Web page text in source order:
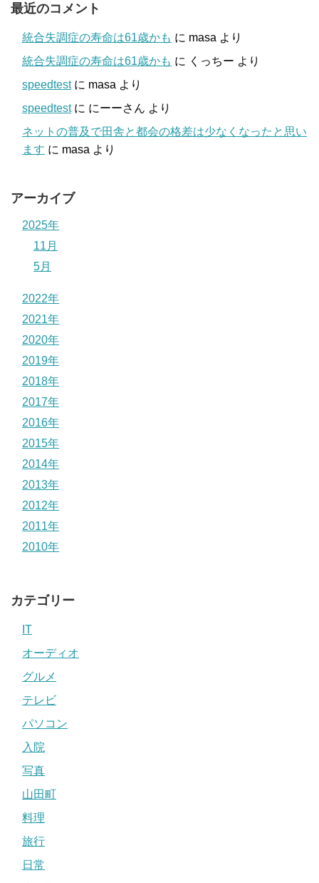
最近のコメント
統合失調症の寿命は61歳かも に masa より
統合失調症の寿命は61歳かも に くっちー より
speedtestに masa より
speedtestに にーーさん より
ネットの普及で田舎と都会の格差は少なくなったと思い
ます に masa より
アーカイブ
2025年
11月
5月
2022年
2021年
2020年
2019年
2018年
2017年
2016年
2015年
2014年
2013年
2012年
2011年
2010年
カテゴリー
IT
オーディオ
グルメ
テレビ
パソコン
入院
写真
山田町
料理
旅行
日常